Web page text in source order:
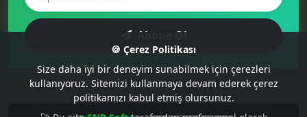
Abone Ol
🍪 Çerez Politikası
Size daha iyi bir deneyim sunabilmek için çerezleri
kullanıyoruz. Sitemizi kullanmaya devam ederek çerez
politikamızı kabul etmiş olursunuz.